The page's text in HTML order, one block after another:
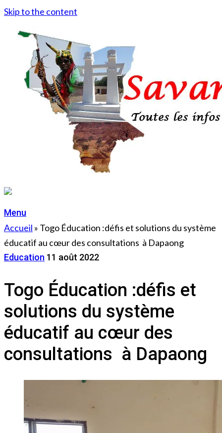
Skip to the content
Menu
Accueil » Togo Éducation :défis et solutions du système
éducatif au cœur des consultations à Dapaong
Education 11 août 2022
Togo Éducation :défis et
solutions du système
éducatif au cœur des
consultations à Dapaong